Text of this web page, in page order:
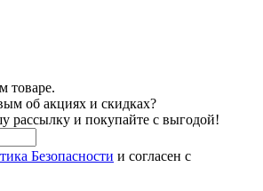
товаре.
об акциях и скидках?
рассылку и покупайте с выгодой!
Безопасности и согласен с